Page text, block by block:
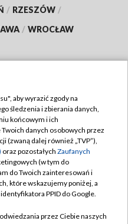
/ RZESZÓW /
/ WROCŁAW
TVP
aby wyrazić zgody na
śledzenia i zbierania danych,
końcowym i ich
danych osobowych przez
(zwaną dalej również „TVP”),
oraz pozostałych Zaufanych
(w tym do
do Twoich zainteresowań i
które wskazujemy poniżej, a
PPID do Google.
przez Ciebie naszych